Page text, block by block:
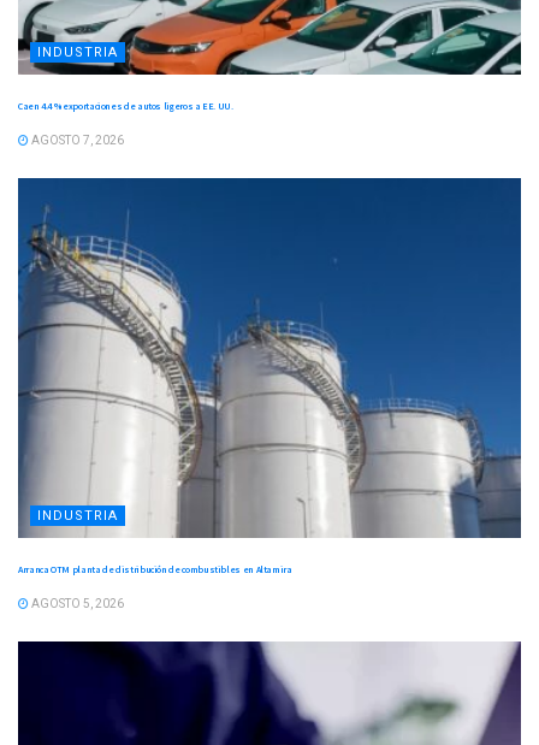
INDUSTRIA
Caen 4.4 % exportaciones de autos ligeros a EE. UU.
AGOSTO 7, 2026
INDUSTRIA
Arranca OTM planta de distribución de combustibles en Altamira
AGOSTO 5, 2026